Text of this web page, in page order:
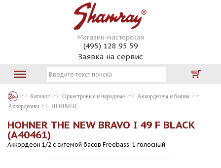
Магазин-мастерская
(495) 128 95 59
Заявка на сервис
Каталог Оркестровые и народные
Аккордеоны и баяны
Аккордеоны
HOHNER
HOHNER THE NEW BRAVO I 49 F BLACK
(A40461)
Аккордеон 1/2 с ситемой басов Freebass, 1 голосный